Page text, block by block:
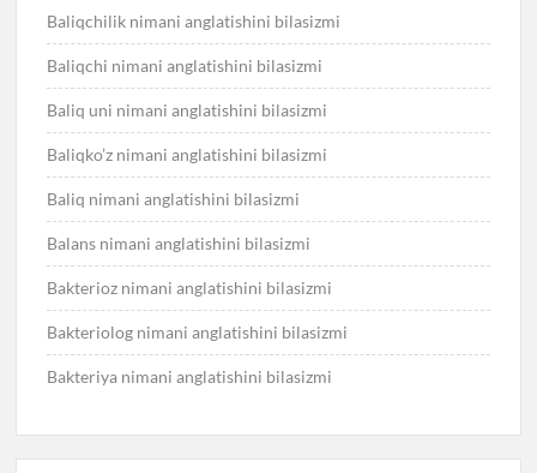
Baliqchilik nimani anglatishini bilasizmi
Baliqchi nimani anglatishini bilasizmi
Baliq uni nimani anglatishini bilasizmi
Baliqko’z nimani anglatishini bilasizmi
Baliq nimani anglatishini bilasizmi
Balans nimani anglatishini bilasizmi
Bakterioz nimani anglatishini bilasizmi
Bakteriolog nimani anglatishini bilasizmi
Bakteriya nimani anglatishini bilasizmi